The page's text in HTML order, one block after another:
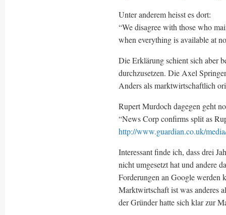
Unter anderem heisst es dort:
“We disagree with those who
when everything is available at
Die Erklärung schient sich aber
durchzusetzen. Die Axel
Anders als marktwirtschaftlich
Rupert Murdoch dagegen geht
“News Corp confirms split as
http://www.guardian.co.uk/
Interessant finde ich, dass drei
nicht umgesetzt hat und andere
Forderungen an Google werden
Marktwirtschaft ist was anderes
der Gründer hatte sich klar zur